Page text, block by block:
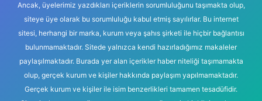
Ancak, üyelerimiz yazdıkları içeriklerin sorumluluğunu taşımakta olup,
siteye üye olarak bu sorumluluğu kabul etmiş sayılırlar. Bu internet
sitesi, herhangi bir marka, kurum veya şahıs şirketi ile hiçbir bağlantısı
bulunmamaktadır. Sitede yalnızca kendi hazırladığımız makaleler
paylaşılmaktadır. Burada yer alan içerikler haber niteliği taşımamakta
olup, gerçek kurum ve kişiler hakkında paylaşım yapılmamaktadır.
Gerçek kurum ve kişiler ile isim benzerlikleri tamamen tesadüfidir.